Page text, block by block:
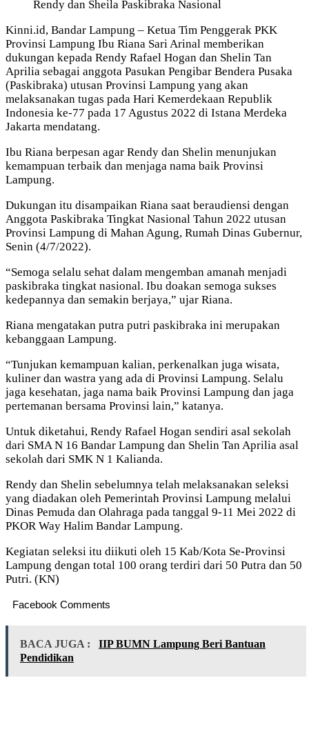
Rendy dan Sheila Paskibraka Nasional
Kinni.id, Bandar Lampung – Ketua Tim Penggerak PKK
Provinsi Lampung Ibu Riana Sari Arinal memberikan
dukungan kepada Rendy Rafael Hogan dan Shelin Tan
Aprilia sebagai anggota Pasukan Pengibar Bendera Pusaka
(Paskibraka) utusan Provinsi Lampung yang akan
melaksanakan tugas pada Hari Kemerdekaan Republik
Indonesia ke-77 pada 17 Agustus 2022 di Istana Merdeka
Jakarta mendatang.
Ibu Riana berpesan agar Rendy dan Shelin menunjukan
kemampuan terbaik dan menjaga nama baik Provinsi
Lampung.
Dukungan itu disampaikan Riana saat beraudiensi dengan
Anggota Paskibraka Tingkat Nasional Tahun 2022 utusan
Provinsi Lampung di Mahan Agung, Rumah Dinas Gubernur,
Senin (4/7/2022).
“Semoga selalu sehat dalam mengemban amanah menjadi
paskibraka tingkat nasional. Ibu doakan semoga sukses
kedepannya dan semakin berjaya,” ujar Riana.
Riana mengatakan putra putri paskibraka ini merupakan
kebanggaan Lampung.
“Tunjukan kemampuan kalian, perkenalkan juga wisata,
kuliner dan wastra yang ada di Provinsi Lampung. Selalu
jaga kesehatan, jaga nama baik Provinsi Lampung dan jaga
pertemanan bersama Provinsi lain,” katanya.
Untuk diketahui, Rendy Rafael Hogan sendiri asal sekolah
dari SMA N 16 Bandar Lampung dan Shelin Tan Aprilia asal
sekolah dari SMK N 1 Kalianda.
Rendy dan Shelin sebelumnya telah melaksanakan seleksi
yang diadakan oleh Pemerintah Provinsi Lampung melalui
Dinas Pemuda dan Olahraga pada tanggal 9-11 Mei 2022 di
PKOR Way Halim Bandar Lampung.
Kegiatan seleksi itu diikuti oleh 15 Kab/Kota Se-Provinsi
Lampung dengan total 100 orang terdiri dari 50 Putra dan 50
Putri. (KN)
Facebook Comments
BACA JUGA :
IIP BUMN Lampung Beri Bantuan
Pendidikan